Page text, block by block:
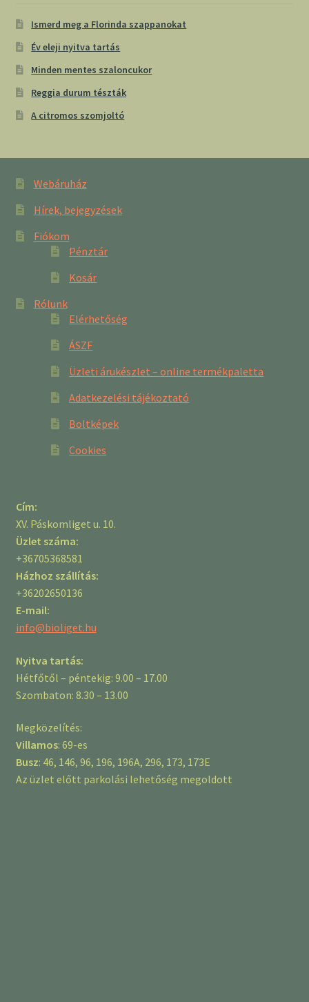
Ismerd meg a Florinda szappanokat
Év eleji nyitva tartás
Minden mentes szaloncukor
Reggia durum tészták
A citromos szomjoltó
Webáruház
Hírek, bejegyzések
Fiókom
Pénztár
Kosár
Rólunk
Elérhetőség
ÁSZF
Üzleti árukészlet – online termékpaletta
Adatkezelési tájékoztató
Boltképek
Cookies
Cím:
XV. Páskomliget u. 10.
Üzlet száma:
+36705368581
Házhoz szállítás:
+36202650136
E-mail:
info@bioliget.hu
Nyitva tartás:
Hétfőtől – péntekig: 9.00 – 17.00
Szombaton: 8.30 – 13.00
Megközelítés:
Villamos: 69-es
Busz: 46, 146, 96, 196, 196A, 296, 173, 173E
Az üzlet előtt parkolási lehetőség megoldott